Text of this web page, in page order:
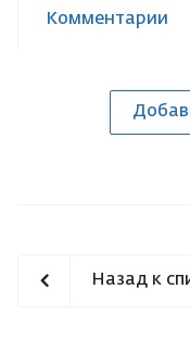
Комментарии
Назад к